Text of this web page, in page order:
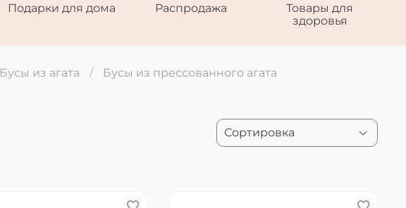
Подарки для дома Распродажа
Товары для
здоровья
Бусы из агата Бусы из прессованного агата